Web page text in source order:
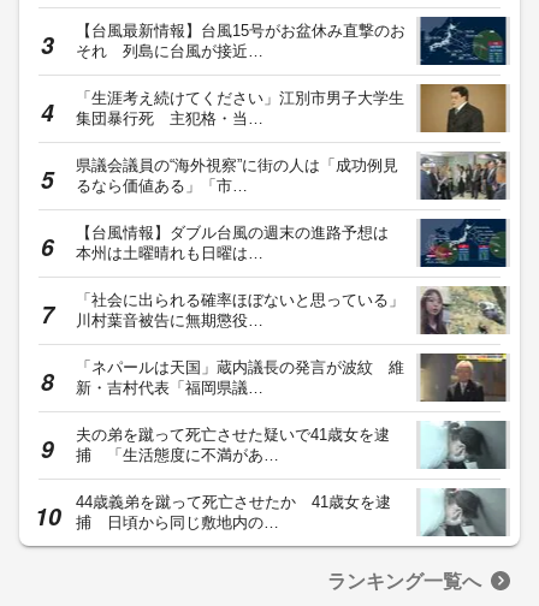
【台風最新情報】台風15号がお盆休み直撃のお
それ 列島に台風が接近…
「生涯考え続けてください」江別市男子大学生
集団暴行死 主犯格・当…
県議会議員の“海外視察”に街の人は「成功例見
るなら価値ある」「市…
【台風情報】ダブル台風の週末の進路予想は
本州は土曜晴れも日曜は…
「社会に出られる確率ほぼないと思っている」
川村葉音被告に無期懲役…
「ネパールは天国」蔵内議長の発言が波紋 維
新・吉村代表「福岡県議…
夫の弟を蹴って死亡させた疑いで41歳女を逮
捕 「生活態度に不満があ…
44歳義弟を蹴って死亡させたか 41歳女を逮
捕 日頃から同じ敷地内の…
ランキング一覧へ